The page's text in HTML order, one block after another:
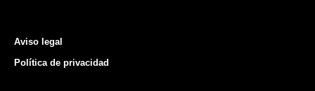
Aviso legal
Política de privacidad